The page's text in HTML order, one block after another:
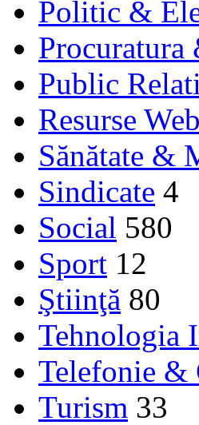
Politic &
Public
Resurse Web
Sănătate &
Sindicate 4
Social 580
Sport 12
Ştiinţă 80
Tehnologia
Telefonie &
Turism 33